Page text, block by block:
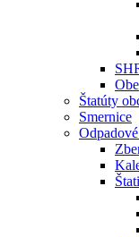
Štatúty
Smernice